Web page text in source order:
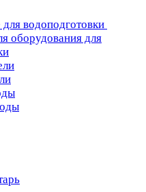
водоподготовки
оборудования для